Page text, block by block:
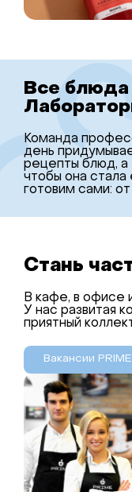
Все
Команда
день
рецепты блюд, а
чтобы она
готовим сами:
Стань
В кафе, в офисе
У нас развитая
приятный
Вакансии PRIME